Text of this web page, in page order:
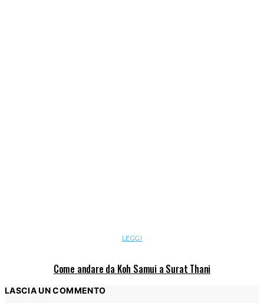
LEGGI
Come andare da Koh Samui a Surat Thani
LASCIA UN COMMENTO